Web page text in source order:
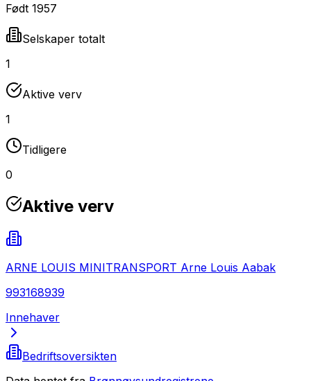
Født 1957
Selskaper totalt
1
Aktive verv
1
Tidligere
0
Aktive verv
ARNE LOUIS MINITRANSPORT Arne Louis Aabak
993168939
Innehaver
Bedriftsoversikten